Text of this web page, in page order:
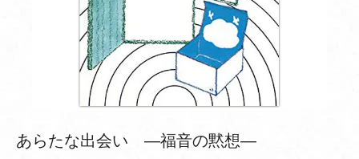
あらたな出会い ―福音の黙想―